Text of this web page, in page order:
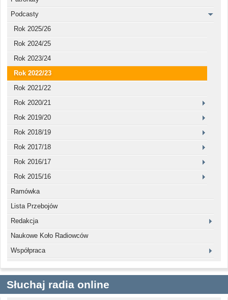
Podcasty
Rok 2025/26
Rok 2024/25
Rok 2023/24
Rok 2022/23
Rok 2021/22
Rok 2020/21
Rok 2019/20
Rok 2018/19
Rok 2017/18
Rok 2016/17
Rok 2015/16
Ramówka
Lista Przebojów
Redakcja
Naukowe Koło Radiowców
Współpraca
Słuchaj radia online